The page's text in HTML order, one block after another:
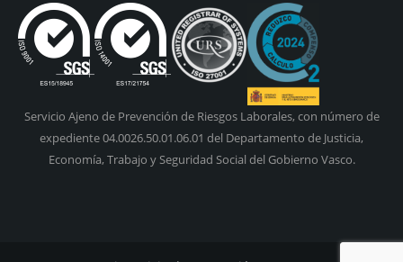
Servicio Ajeno de Prevención de Riesgos Laborales, con número de
expediente 04.0026.50.01.06.01 del Departamento de Justicia,
Economía, Trabajo y Seguridad Social del Gobierno Vasco.